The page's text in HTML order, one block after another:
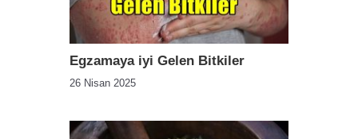
Egzamaya iyi Gelen Bitkiler
26 Nisan 2025